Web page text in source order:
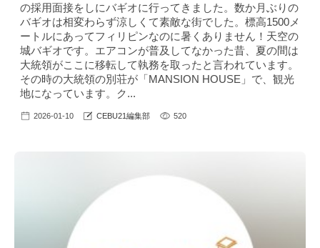
の採用面接をしにバギオに行ってきました。数か月ぶりの
バギオは相変わらず涼しくて素敵な街でした。標高1500メ
ートルにあってフィリピンなのに暑くありません！天空の
城バギオです。エアコンが普及してなかった昔、夏の間は
大統領がここに移転して執務を取ったと言われています。
その時の大統領の別荘が「MANSION HOUSE」で、観光
地になっています。ク...
2026-01-10 CEBU21編集部 520